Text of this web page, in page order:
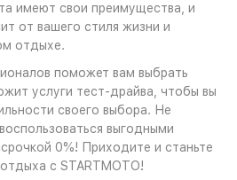
имеют свои преимущества, и
от вашего стиля жизни и
отдыхе.
поможет вам выбрать
услуги тест-драйва, чтобы вы
своего выбора. Не
выгодными
0%! Приходите и станьте
с STARTMOTO!